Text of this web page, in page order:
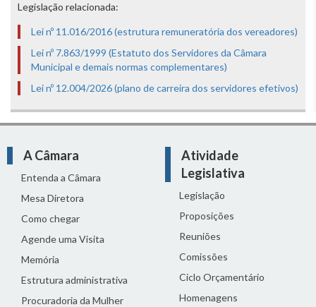
Legislação relacionada:
Lei nº 11.016/2016 (estrutura remuneratória dos vereadores)
Lei nº 7.863/1999 (Estatuto dos Servidores da Câmara
Municipal e demais normas complementares)
Lei nº 12.004/2026 (plano de carreira dos servidores efetivos)
A Câmara
Entenda a Câmara
Mesa Diretora
Como chegar
Agende uma Visita
Memória
Estrutura administrativa
Procuradoria da Mulher
Atividade
Legislativa
Legislação
Proposições
Reuniões
Comissões
Ciclo Orçamentário
Homenagens